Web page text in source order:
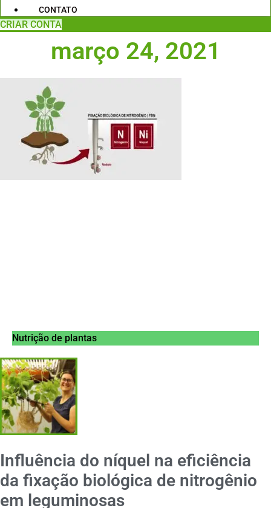
CONTATO
CRIAR CONTA
março 24, 2021
Nutrição de plantas
Influência do níquel na eficiência
da fixação biológica de nitrogênio
em leguminosas